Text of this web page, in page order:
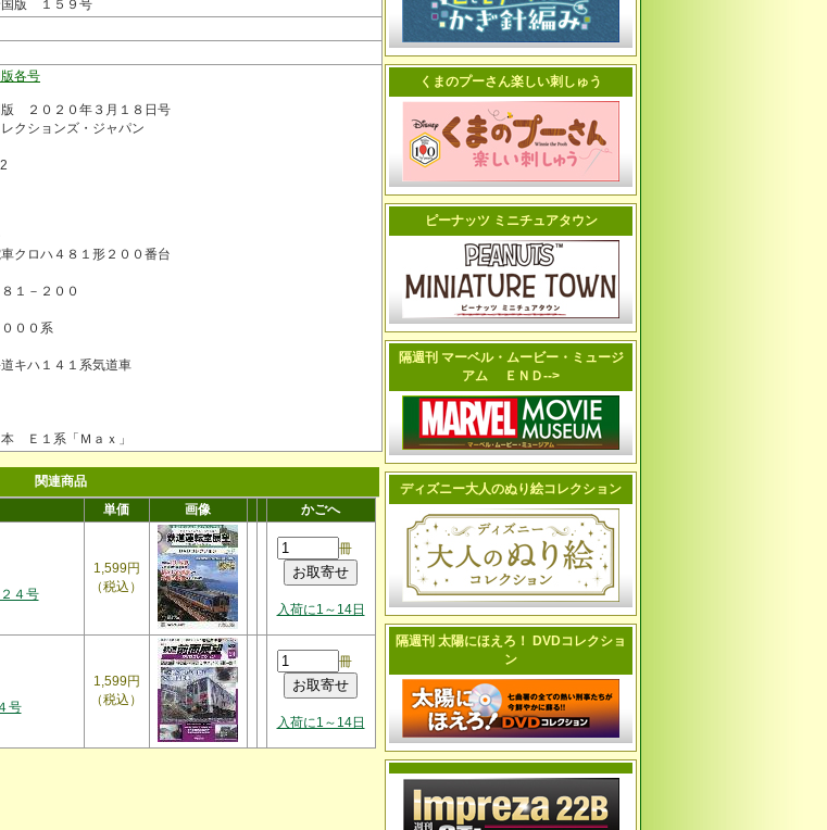
国版 １５９号
各号
版 ２０２０年３月１８日号
クションズ・ジャパン
クロハ４８１形２００番台
１－２００
００系
キハ１４１系気道車
Ｅ１系「Ｍａｘ」
関連商品
単価 画像 かごへ
４号
1,599円
（税込）
冊
入荷に1～14日
号
1,599円
（税込）
冊
入荷に1～14日
くまのプーさん楽しい刺しゅう
ピーナッツ ミニチュアタウン
隔週刊 マーベル・ムービー・ミュージ
アム ＥＮＤ-->
ディズニー大人のぬり絵コレクション
隔週刊 太陽にほえろ！ DVDコレクショ
ン